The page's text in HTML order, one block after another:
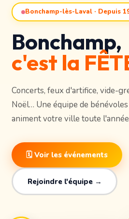
Bonchamp-lès-Laval · Depuis
Bonchamp,
c'est la
Concerts, feux d'artifice, vide-
Noël… Une équipe de
animent votre ville toute
🗓 Voir les événements
Rejoindre l'équipe →